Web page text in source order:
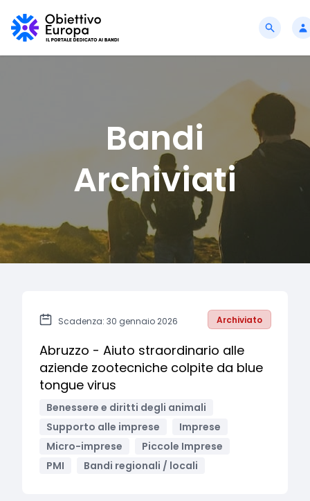
Bandi
Archiviati
Scadenza: 30 gennaio 2026 Archiviato
Abruzzo - Aiuto straordinario alle
aziende zootecniche colpite da blue
tongue virus
Benessere e diritti degli animali
Supporto alle imprese
Imprese
Micro-imprese
Piccole Imprese
PMI
Bandi regionali / locali